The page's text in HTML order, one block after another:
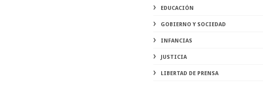
EDUCACIÓN
GOBIERNO Y SOCIEDAD
INFANCIAS
JUSTICIA
LIBERTAD DE PRENSA